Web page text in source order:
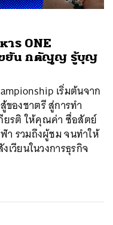
ร ONE
ขยัน กตัญญู รู้บุญ
เริ่มต้นจาก
องชาตรี สู่การทำ
ยรติ ให้คุณค่า ซื่อสัตย์
า รวมถึงผู้ชม จนทำให้
เวียนในวงการธุรกิจ